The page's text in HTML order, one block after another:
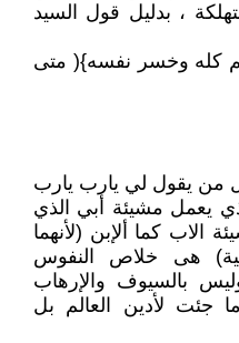
، بدليل قول السيد
كله وخسر نفسه}( متى
من يقول لي يارب يارب
يعمل مشيئة أبي الذي
ومشيئة الاب كما ألإبن (لأنهما
هى خلاص النفوس
بالسيوف والإرهاب
جئت لأدين العالم بل